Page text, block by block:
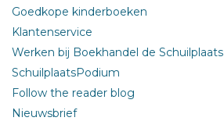
Goedkope kinderboeken
Klantenservice
Werken bij Boekhandel de Schuilplaats
SchuilplaatsPodium
Follow the reader blog
Nieuwsbrief